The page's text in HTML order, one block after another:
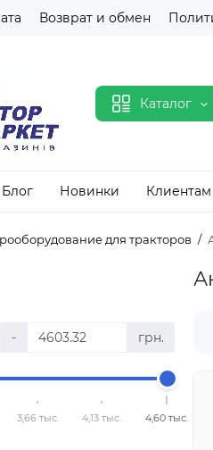
Возврат и обмен
Каталог
Блог Новинки Клиентам
для тракторов
- грн.
3,66 тыс. 4,13 тыс. 4,60 тыс.